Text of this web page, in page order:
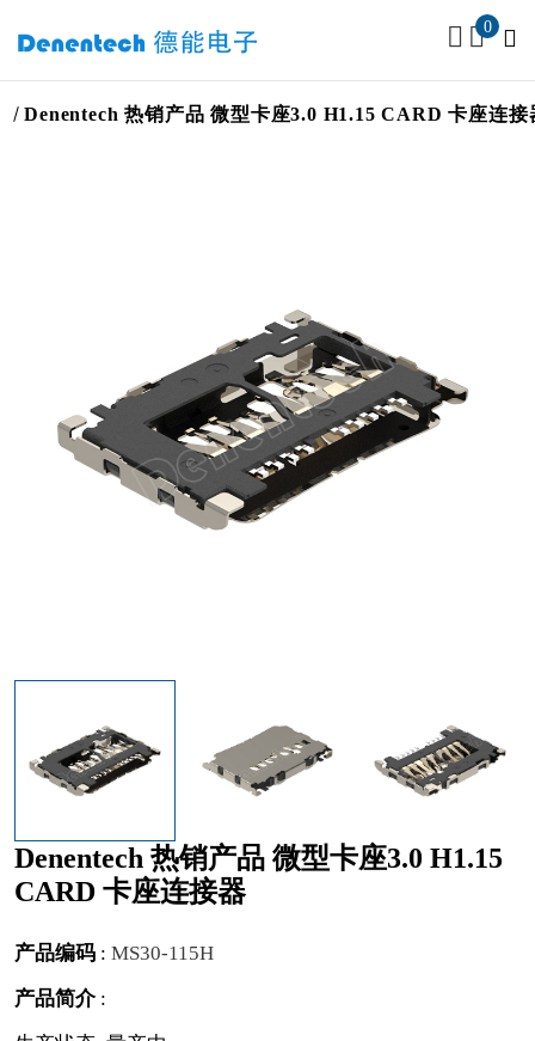
0
热销产品 微型卡座3.0 H1.15 CARD 卡座连接器
Denentech 热销产品 微型卡座3.0 H1.15
CARD 卡座连接器
产品编码 : MS30-115H
产品简介: